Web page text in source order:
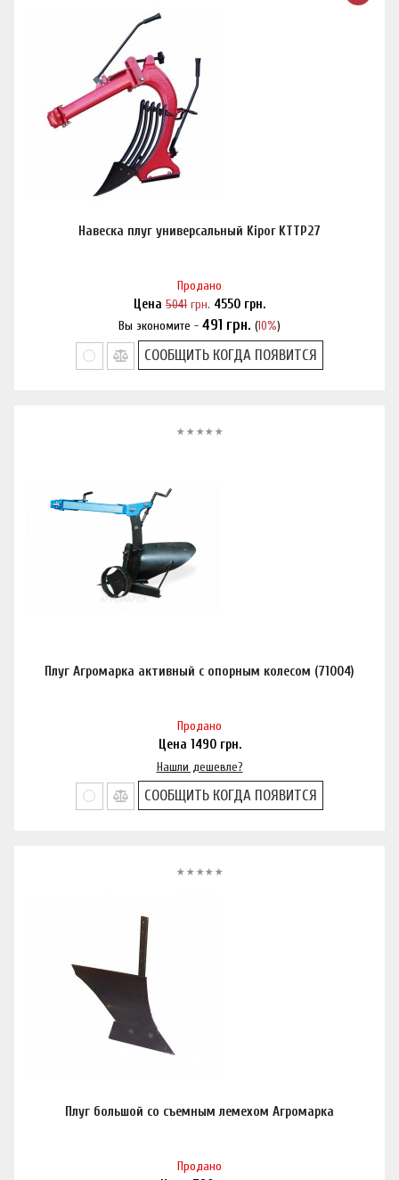
Навеска плуг универсальный Kipor KTTP27
Продано
Цена 5041 грн. 4550 грн.
Вы экономите - 491 грн. (10%)
Нашли дешевле?
СООБЩИТЬ КОГДА ПОЯВИТСЯ
Плуг Агромарка активный с опорным колесом (71004)
Продано
Цена 1490грн.
Нашли дешевле?
СООБЩИТЬ КОГДА ПОЯВИТСЯ
Плуг большой со съемным лемехом Агромарка
Продано